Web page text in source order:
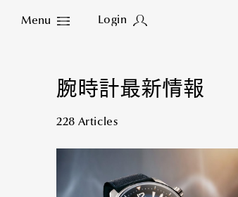
Menu Login
Close
腕時計最新情報
228 Articles